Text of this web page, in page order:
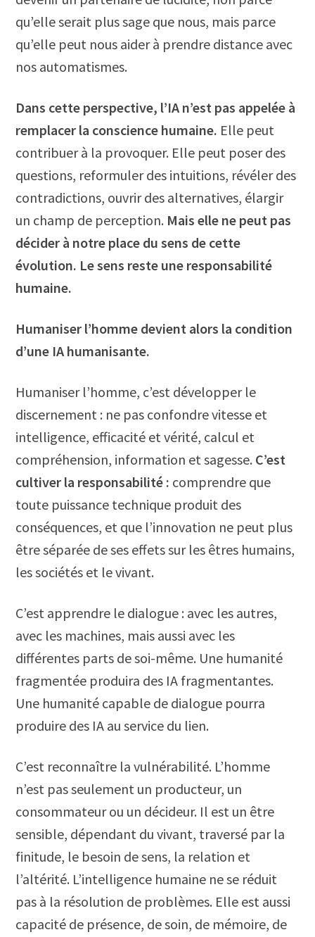
qu’elle serait plus sage que nous, mais parce
qu’elle peut nous aider à prendre distance avec
nos automatismes.
Dans cette perspective, l’IA n’est pas appelée à
remplacer la conscience humaine. Elle peut
contribuer à la provoquer. Elle peut poser des
questions, reformuler des intuitions, révéler des
contradictions, ouvrir des alternatives, élargir
un champ de perception. Mais elle ne peut pas
décider à notre place du sens de cette
évolution. Le sens reste une responsabilité
humaine.
Humaniser l’homme devient alors la condition
d’une IA humanisante.
Humaniser l’homme, c’est développer le
discernement : ne pas confondre vitesse et
intelligence, efficacité et vérité, calcul et
compréhension, information et sagesse. C’est
cultiver la responsabilité : comprendre que
toute puissance technique produit des
conséquences, et que l’innovation ne peut plus
être séparée de ses effets sur les êtres humains,
les sociétés et le vivant.
C’est apprendre le dialogue : avec les autres,
avec les machines, mais aussi avec les
différentes parts de soi-même. Une humanité
fragmentée produira des IA fragmentantes.
Une humanité capable de dialogue pourra
produire des IA au service du lien.
C’est reconnaître la vulnérabilité. L’homme
n’est pas seulement un producteur, un
consommateur ou un décideur. Il est un être
sensible, dépendant du vivant, traversé par la
finitude, le besoin de sens, la relation et
l’altérité. L’intelligence humaine ne se réduit
pas à la résolution de problèmes. Elle est aussi
capacité de présence, de soin, de mémoire, de